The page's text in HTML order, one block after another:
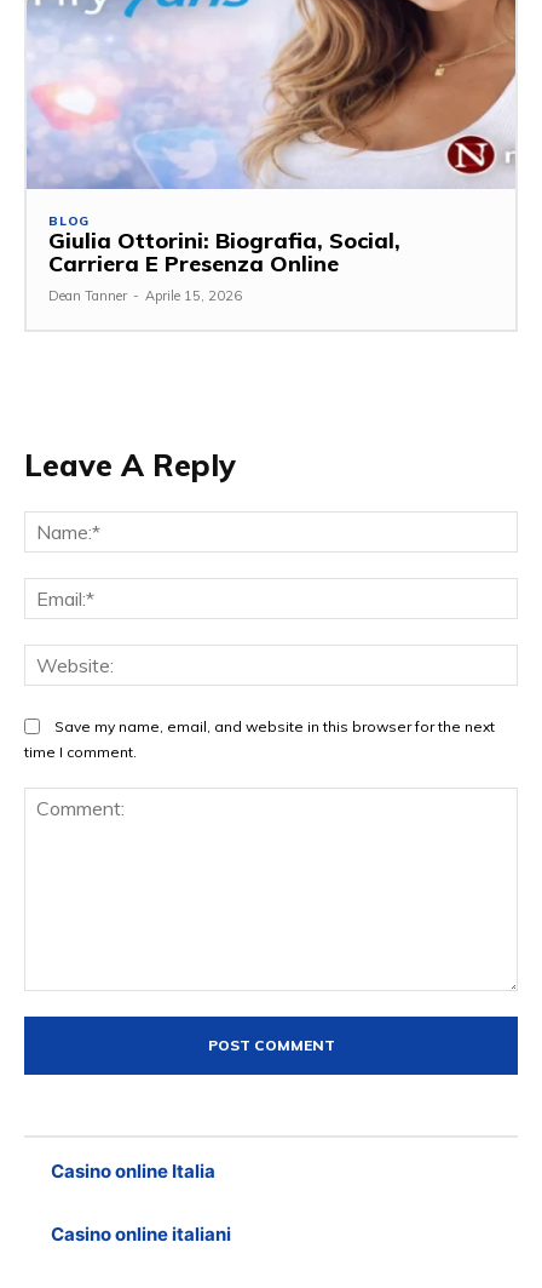
BLOG
Giulia Ottorini: Biografia, Social,
Carriera E Presenza Online
Dean Tanner - Aprile 15, 2026
Leave A Reply
Save my name, email, and website in this browser for the next
time I comment.
Casino online Italia
Casino online italiani